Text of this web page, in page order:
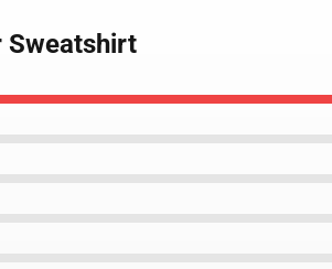
Sweatshirt